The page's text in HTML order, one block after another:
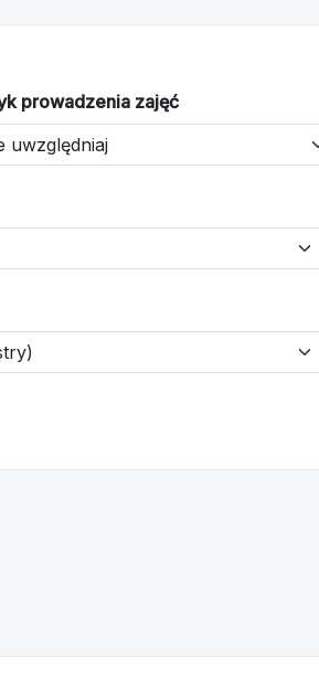
prowadzenia zajęć